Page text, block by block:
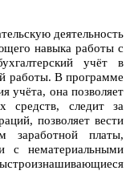
деятельность
навыка работы с
учёт в
работы. В программе
учёта, она позволяет
средств, следит за
позволяет вести
заработной платы,
с нематериальными